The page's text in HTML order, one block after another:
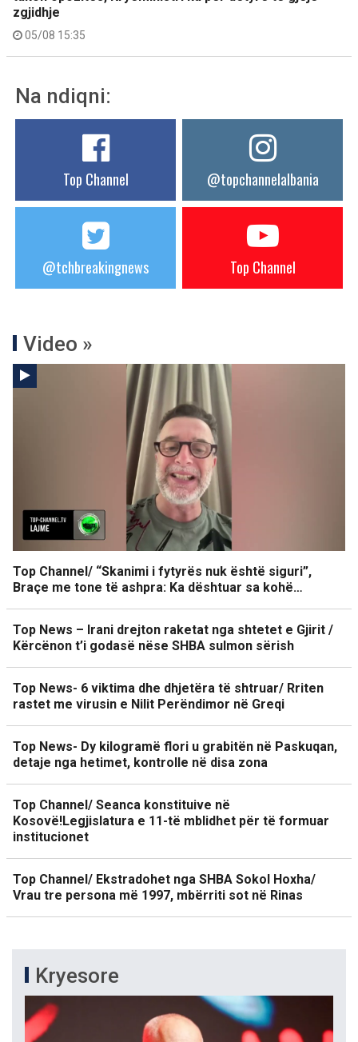
zgjidhje
05/08 15:35
Na ndiqni:
Top Channel @topchannelalbania
@tchbreakingnews Top Channel
Video »
Top Channel/ “Skanimi i fytyrës nuk është siguri”,
Braçe me tone të ashpra: Ka dështuar sa kohë…
Top News – Irani drejton raketat nga shtetet e Gjirit /
Kërcënon t’i godasë nëse SHBA sulmon sërish
Top News- 6 viktima dhe dhjetëra të shtruar/ Rriten
rastet me virusin e Nilit Perëndimor në Greqi
Top News- Dy kilogramë flori u grabitën në Paskuqan,
detaje nga hetimet, kontrolle në disa zona
Top Channel/ Seanca konstituive në
Kosovë!Legjislatura e 11-të mblidhet për të formuar
institucionet
Top Channel/ Ekstradohet nga SHBA Sokol Hoxha/
Vrau tre persona më 1997, mbërriti sot në Rinas
Kryesore